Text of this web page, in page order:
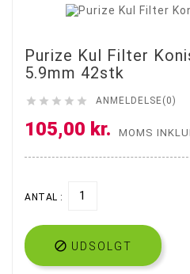
Purize Kul Filter
5.9mm 42stk
     ANMELDELSE(0)
105,00 kr. MOMS
ANTAL :
 UDSOLGT